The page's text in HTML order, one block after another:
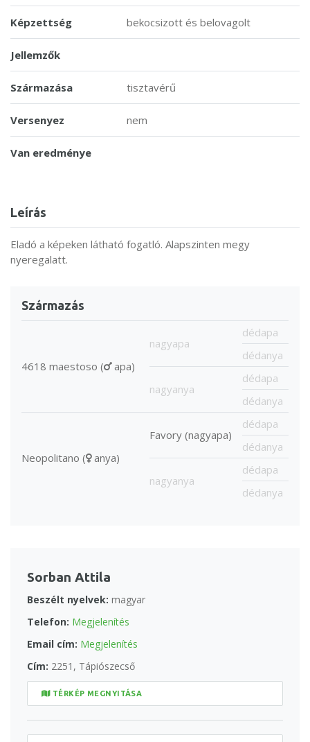
Képzettség bekocsizott és belovagolt
Jellemzők
Származása tisztavérű
Versenyez nem
Van eredménye
Leírás
Eladó a képeken látható fogatló. Alapszinten megy
nyeregalatt.
Származás
4618 maestoso ( apa)
nagyapa
dédapa
dédanya
nagyanya
dédapa
dédanya
Neopolitano ( anya)
Favory (nagyapa)
dédapa
dédanya
nagyanya
dédapa
dédanya
Sorban Attila
Beszélt nyelvek: magyar
Telefon: Megjelenítés
Email cím: Megjelenítés
Cím: 2251, Tápiószecső
TÉRKÉP MEGNYITÁSA